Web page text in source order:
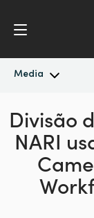
Media
Novidades
Arquivo
Imagens para
Argentina
Australia
Austria
Divisão
NARI